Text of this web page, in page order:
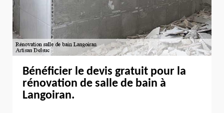
Bénéficier le devis gratuit pour la
rénovation de salle de bain à
Langoiran.